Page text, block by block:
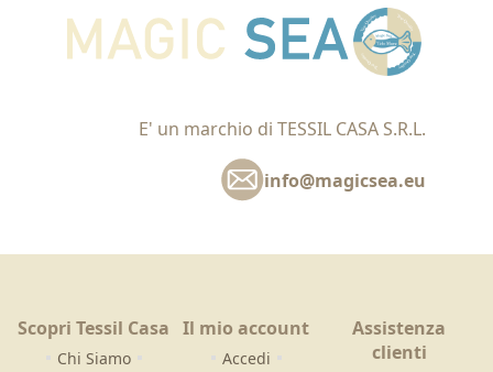
E' un marchio di TESSIL CASA S.R.L.
info@magicsea.eu
Scopri Tessil Casa
Chi Siamo
Il mio account
Accedi
Assistenza
clienti